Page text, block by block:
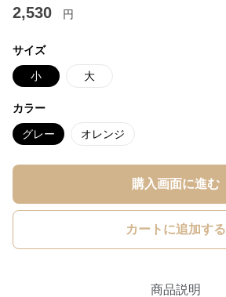
2,530 円
サイズ
小 大
カラー
グレー オレンジ
購入画面に進む
カートに追加する
商品説明